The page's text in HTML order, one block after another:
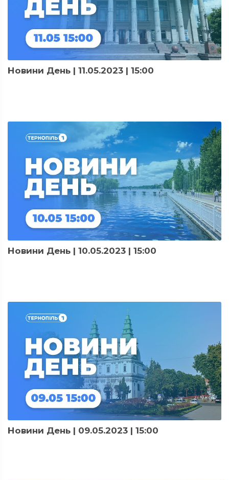
Новини День | 11.05.2023 | 15:00
Новини День | 10.05.2023 | 15:00
Новини День | 09.05.2023 | 15:00